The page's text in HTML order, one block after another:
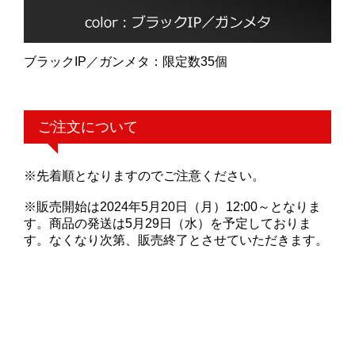
ブラックIP／ガンメタ：限定数35個
ご注文について
※先着順となりますのでご注意ください。
※販売開始は2024年5月20日（月）12:00～となりま
す。商品の発送は5月29日（水）を予定しておりま
す。なくなり次第、販売終了とさせていただきます。